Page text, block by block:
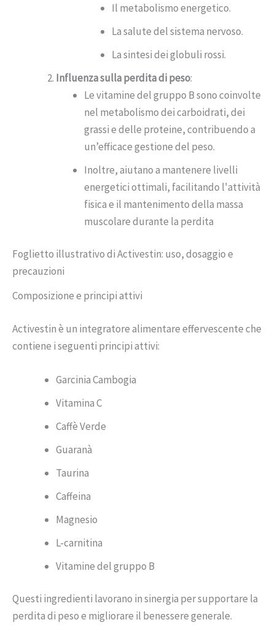
Il metabolismo energetico.
La salute del sistema nervoso.
La sintesi dei globuli rossi.
Influenza sulla perdita di peso:
Le vitamine del gruppo B sono coinvolte
nel metabolismo dei carboidrati, dei
grassi e delle proteine, contribuendo a
un’efficace gestione del peso.
Inoltre, aiutano a mantenere livelli
energetici ottimali, facilitando l'attività
fisica e il mantenimento della massa
muscolare durante la perdita
Foglietto illustrativo di Activestin: uso, dosaggio e
precauzioni
Composizione e principi attivi
Activestin è un integratore alimentare effervescente che
contiene i seguenti principi attivi:
Garcinia Cambogia
Vitamina C
Caffè Verde
Guaranà
Taurina
Caffeina
Magnesio
L-carnitina
Vitamine del gruppo B
Questi ingredienti lavorano in sinergia per supportare la
perdita di peso e migliorare il benessere generale.